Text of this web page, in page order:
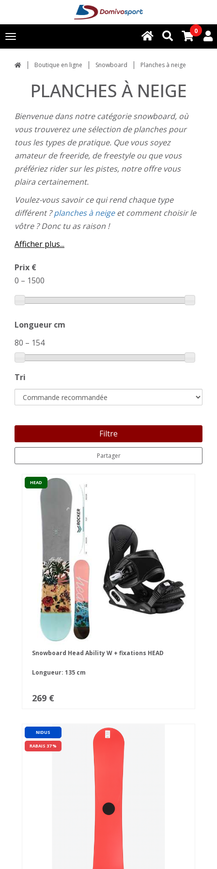
Toggle
navigation
0
Boutique en ligne Snowboard Planches à neige
PLANCHES À NEIGE
Bienvenue dans notre catégorie snowboard, où
vous trouverez une sélection de planches pour
tous les types de pratique. Que vous soyez
amateur de freeride, de freestyle ou que vous
préfériez rider sur les pistes, notre offre vous
plaira certainement.
Voulez-vous savoir ce qui rend chaque type
différent ?planches à neigeet comment choisir le
vôtre ? Donc tu as raison !
Afficher plus...
Prix €
0 – 1500
Longueur cm
80 – 154
Tri
Filtre
Partager
HEAD
Snowboard Head Ability W + fixations HEAD
Longueur: 135 cm
269 €
NIDUS
RABAIS 37 %